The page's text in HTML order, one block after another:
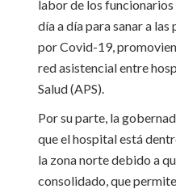
labor de los
día a día para sanar a
por Covid-19,
red asistencial entre
Salud (APS).
Por su parte, la
que el hospital está
la zona norte debido a
consolidado, que